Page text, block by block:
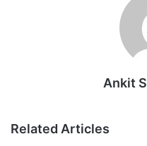
Ankit
Related Articles